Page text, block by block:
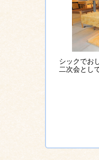
シックでお
二次会とし